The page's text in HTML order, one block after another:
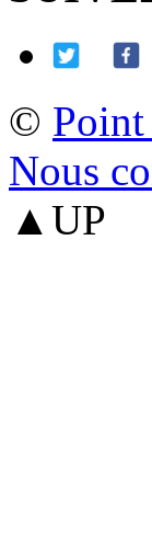
©
Nous
▲UP